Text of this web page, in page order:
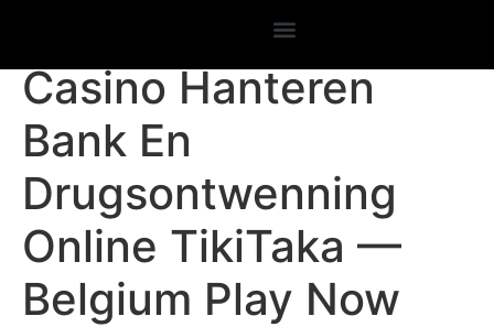
Hoe Komen Bwin
Casino Hanteren
Bank En
Drugsontwenning
Online TikiTaka —
Belgium Play Now